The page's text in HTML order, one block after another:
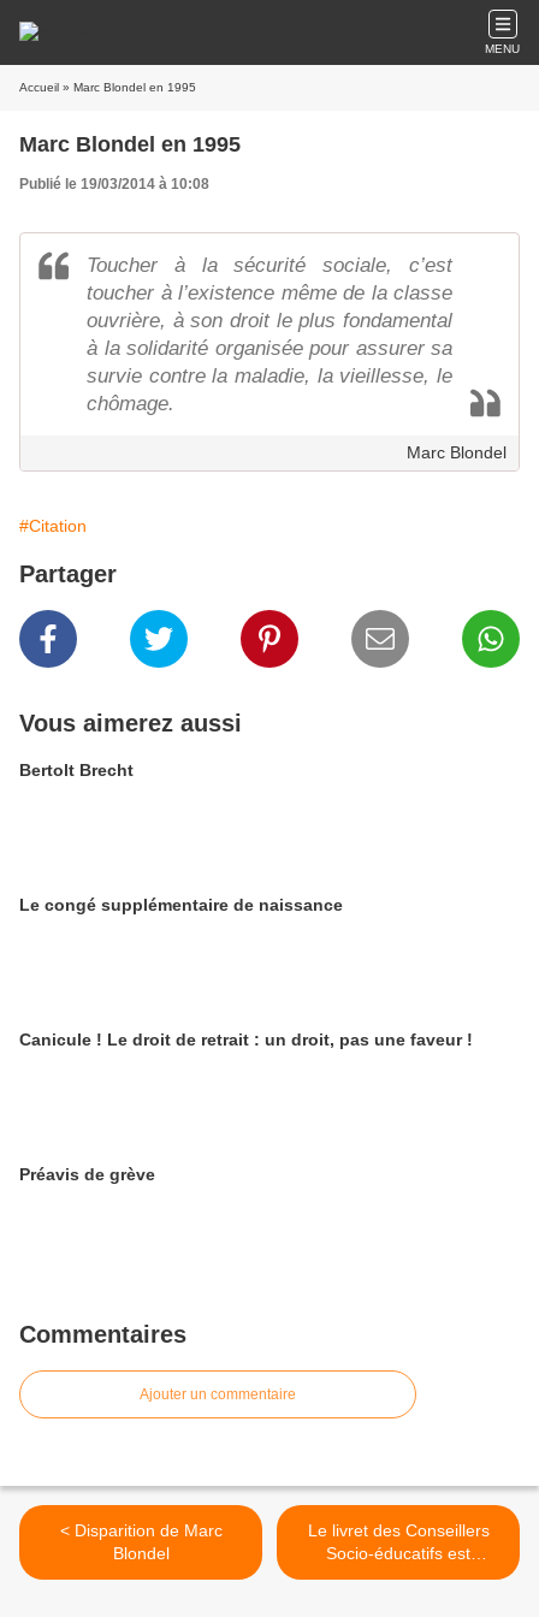
MENU
Accueil » Marc Blondel en 1995
Marc Blondel en 1995
Publié le 19/03/2014 à 10:08
Toucher à la sécurité sociale, c’est
toucher à l’existence même de la classe
ouvrière, à son droit le plus fondamental
à la solidarité organisée pour assurer sa
survie contre la maladie, la vieillesse, le
chômage.
Marc Blondel
#Citation
Partager
Vous aimerez aussi
Bertolt Brecht
Le congé supplémentaire de naissance
Canicule ! Le droit de retrait : un droit, pas une faveur !
Préavis de grève
Commentaires
Ajouter un commentaire
< Disparition de Marc
Blondel
Le livret des Conseillers
Socio-éducatifs est
disponible >